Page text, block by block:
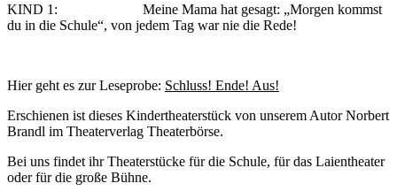
KIND 1: Meine Mama hat gesagt: „Morgen kommst
du in die Schule“, von jedem Tag war nie die Rede!
Hier geht es zur Leseprobe: Schluss! Ende! Aus!
Erschienen ist dieses Kindertheaterstück von unserem Autor Norbert
Brandl im Theaterverlag Theaterbörse.
Bei uns findet ihr Theaterstücke für die Schule, für das Laientheater
oder für die große Bühne.